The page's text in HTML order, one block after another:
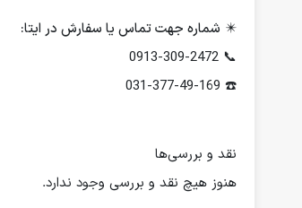
✴️ شماره جهت تماس یا سفارش در ایتا:
📞 0913-309-2472
☎️ 031-377-49-169
نقد و بررسی‌ها
هنوز هیچ نقد و بررسی وجود ندارد.